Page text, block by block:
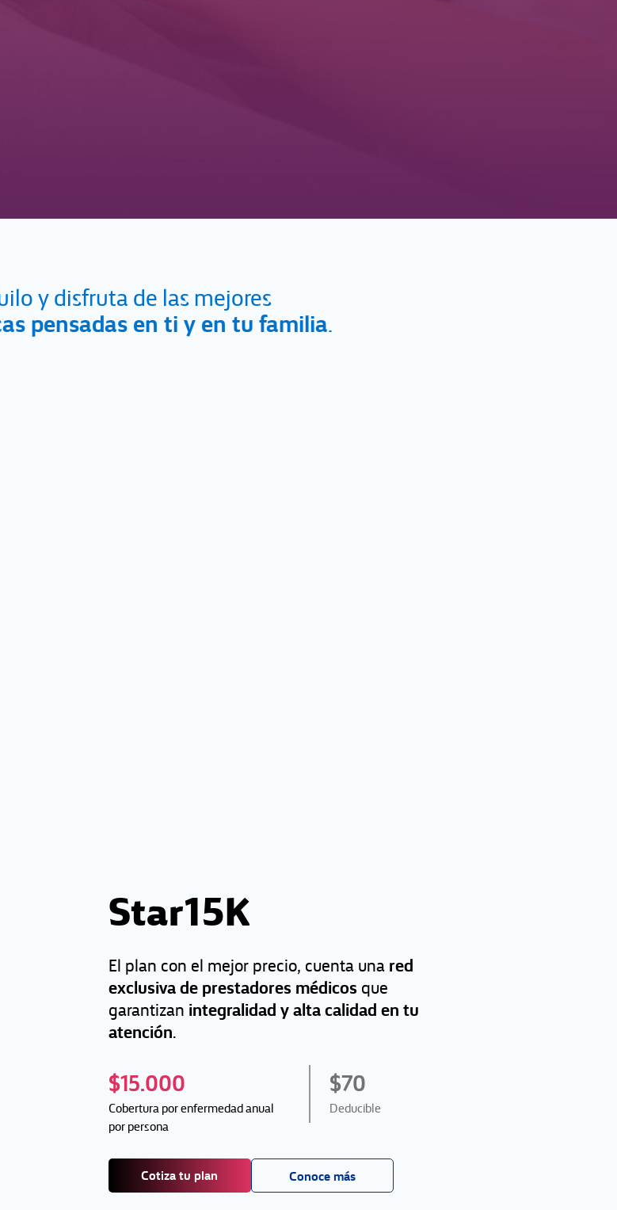
y disfruta de las mejores
pensadas en ti y en tu familia.
Star15K
El plan con el mejor precio, cuenta unared
exclusiva de prestadores médicos que
garantizan integralidad y alta calidad en tu
atención.
$15.000
Cobertura por enfermedad anual
por persona
$70
Deducible
Cotiza tu plan Conoce más